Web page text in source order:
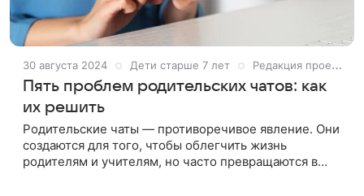
30 августа 2024 Дети старше 7 лет Редакция проекта Дети Mail
Пять проблем родительских чатов: как
их решить
Родительские чаты — противоречивое явление. Они
создаются для того, чтобы облегчить жизнь
родителям и учителям, но часто превращаются в